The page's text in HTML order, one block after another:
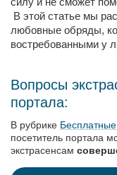
В этой статье мы
любовные обряды,
востребованными у
Вопросы
портала:
В рубрике
посетитель портала
экстрасенсам